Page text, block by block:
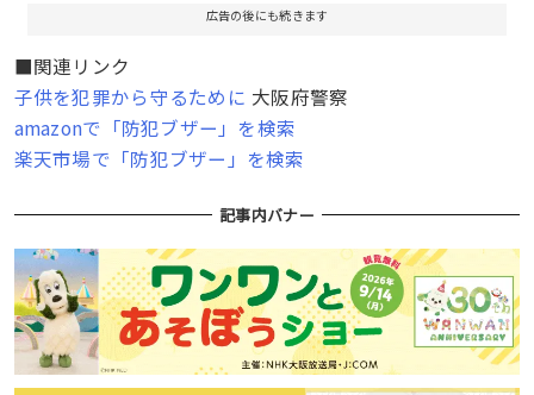
広告の後にも続きます
■関連リンク
子供を犯罪から守るために 大阪府警察
amazonで「防犯ブザー」を検索
楽天市場で「防犯ブザー」を検索
記事内バナー